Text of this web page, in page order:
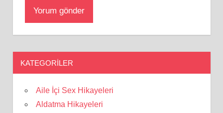
KATEGORILER
Aile İçi Sex Hikayeleri
Aldatma Hikayeleri